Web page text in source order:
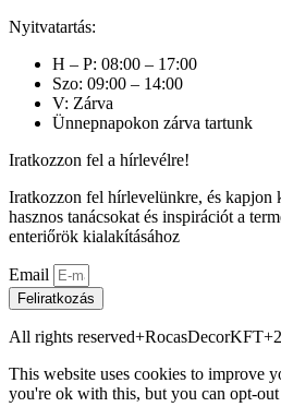
Nyitvatartás:
H – P: 08:00 – 17:00
Szo: 09:00 – 14:00
V: Zárva
Ünnepnapokon zárva tartunk
Iratkozzon fel a hírlevélre!
Iratkozzon fel hírlevelünkre, és kapjon
hasznos tanácsokat és inspirációt a
enteriőrök kialakításához
Email
Feliratkozás
All rights
This website uses cookies to improve
you're ok with this, but you can opt-